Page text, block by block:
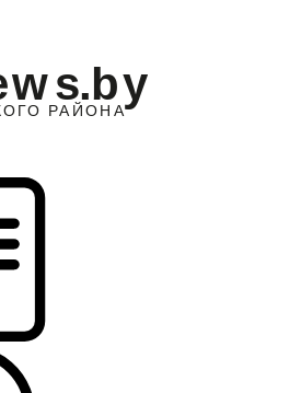
О ГО РАЙОНА
ws.by